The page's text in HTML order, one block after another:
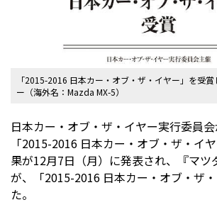
「2015-2016 日本カー・オブ・ザ・イヤー」を受
ー（海外名：Mazda MX-5）
日本カー・オブ・ザ・イヤー実行委員
「2015-2016 日本カー・オブ・ザ・イ
果が12月7日（月）に発表され、『マツ
が、「2015-2016 日本カー・オブ・ザ
た。